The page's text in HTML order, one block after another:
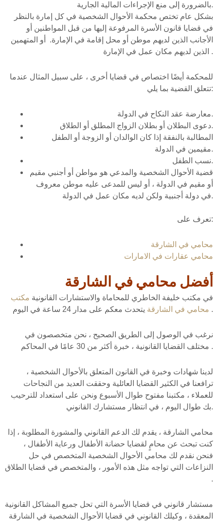
بالضرورة إلى منع الإجراءات المالية الجارية.
بشكل عام تختص محكمة الأحوال الشخصية في كل إمارة بالنظر
في قضايا قانون الأسرة المرفوعة إليها من قبل المواطنين أو
الأجانب الذين لديهم موطن أو محل إقامة في الإمارة. أو المتهمين
الذين لديهم مكان عمل في الإمارة .
للمحكمة أيضًا اختصاص في قضايا أخرى ، على سبيل المثال عندما
تتعلق القضية بما يلي:
معارضة عقد النكاح في الدولة.
دعوى البطلان أو بطلان الزواج المطلق أو الطلاق.
المطالبة بالنفقة إذا كان الوالدان أو الزوجة أو الطفل
مقيمين في الدولة.
نسب الطفل.
قضية الأحوال الشخصية والمدعي هو مواطن أو أجنبي مقيم
أو مقيم في الدولة ، أو ليس للمدعى عليه موطن معروف
في دولة أجنبية ولكن لديه مكان عمل في الدولة.
تعرف على:
محامي في الشارقة
محامي عقارات في الامارات
أفضل محامي في الشارقة
في مكتب خليفة الخاطري للمحاماة والاستشارات القانونية مكتب
محامي في الشارقة يتحدث معكم على مدار 24 ساعة في اليوم .
نرغب في الوصول إلى الطريق الصحيح ، نحن متخصصون في
مختلف القضايا القانونية ، خبرة أكثر من 30 عامًا في المحاكم .
لدينا شهادات وخبرة في القانون المتعلق بالأحوال الشخصية ،
ترافعنا في الكثير القضايا العائلية وحققت العديد من النجاحات
للعملاء ، مكتبنا مفتوح طوال الأسبوع ونحن على استعداد للترحيب
بك طوال اليوم ، في انتظار مستشارك القانوني.
محامي الشارقة ، يقدم لك الدعم القانوني والمشورة المطلوبة ، إذا
كنت تبحث عن محامٍ لقضايا حضانة الأطفال ورعاية الأطفال ،
فنحن نقدم لك محامي الأحوال الشخصية المتخصص في حل
النزاعات التي تواجه مثل هذه الأمور ، والمتخصص في قضايا الطلاق
.
مستشار قانوني في قضايا الأسرة التي تحل جميع المشاكل القانونية
المعقدة ، وكيلك القانوني في قضايا الأحوال الشخصية في الشارقة